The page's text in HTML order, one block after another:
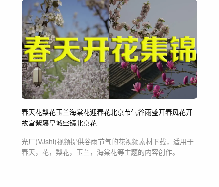
春天花梨花玉兰海棠花迎春花北京节气谷雨盛开春风花开
故宫紫藤皇城空镜北京花
光厂(VJshi)视频提供谷雨节气的花视频素材下载，适用于
春天，花，梨花，玉兰，海棠花等主题的内容创作。